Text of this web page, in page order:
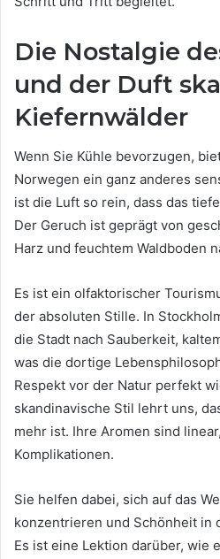
Die Nostalgie
und der Duft
Kiefernwälder
Wenn Sie Kühle bevorzugen,
Norwegen ein ganz anderes
ist die Luft so rein, dass das
Der Geruch ist geprägt von
Harz und feuchtem Waldboden
Es ist ein olfaktorischer
der absoluten Stille. In
die Stadt nach Sauberkeit,
was die dortige
Respekt vor der Natur perfekt
skandinavische Stil lehrt uns,
mehr ist. Ihre Aromen sind
Komplikationen.
Sie helfen dabei, sich auf das
konzentrieren und Schönheit in
Es ist eine Lektion darüber, wie